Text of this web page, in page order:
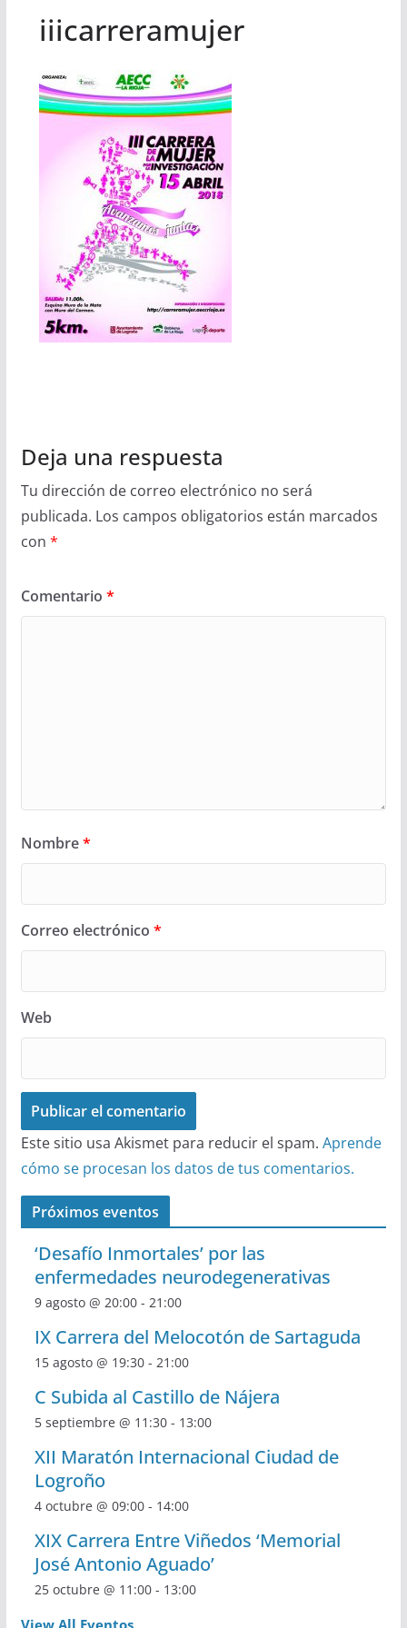
iiicarreramujer
Deja una respuesta
Tu dirección de correo electrónico no será
publicada. Los campos obligatorios están marcados
con *
Comentario *
Nombre*
Correo electrónico *
Web
Este sitio usa Akismet para reducir el spam. Aprende
cómo se procesan los datos de tus comentarios.
Próximos eventos
‘Desafío Inmortales’ por las
enfermedades neurodegenerativas
9 agosto @ 20:00- 21:00
IX Carrera del Melocotón de Sartaguda
15 agosto @ 19:30- 21:00
C Subida al Castillo de Nájera
5 septiembre @ 11:30- 13:00
XII Maratón Internacional Ciudad de
Logroño
4 octubre @ 09:00- 14:00
XIX Carrera Entre Viñedos ‘Memorial
José Antonio Aguado’
25 octubre @ 11:00- 13:00
View All Eventos